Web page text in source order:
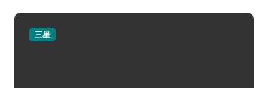
三星